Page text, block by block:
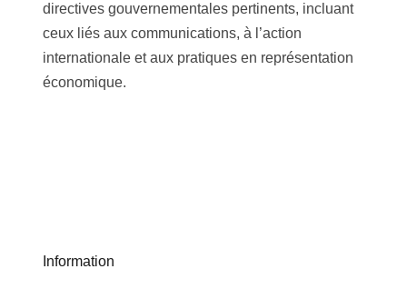
directives gouvernementales pertinents, incluant
ceux liés aux communications, à l’action
internationale et aux pratiques en représentation
économique.
Information